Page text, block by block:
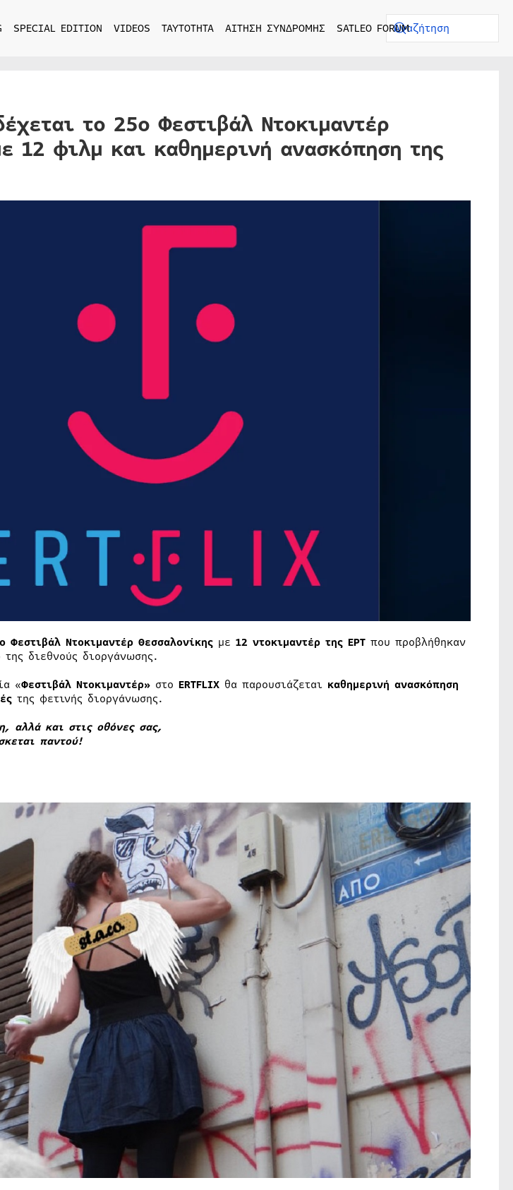
SPECIAL EDITION VIDEOS ΤΑΥΤΟΤΗΤΑ ΑΙΤΗΣΗ ΣΥΝΔΡΟΜΗΣ SATLEO FORUM
το 25ο Φεστιβάλ Ντοκιμαντέρ
12 φιλμ και καθημερινή ανασκόπηση της
Φεστιβάλ Ντοκιμαντέρ Θεσσαλονίκηςμε 12 ντοκιμαντέρ της ΕΡΤπου προβλήθηκαν
διεθνούς διοργάνωσης.
«Φεστιβάλ Ντοκιμαντέρ»στο ERTFLIXθα παρουσιάζεται καθημερινή ανασκόπηση
της φετινής διοργάνωσης.
αλλά και στις οθόνες σας,
παντού!